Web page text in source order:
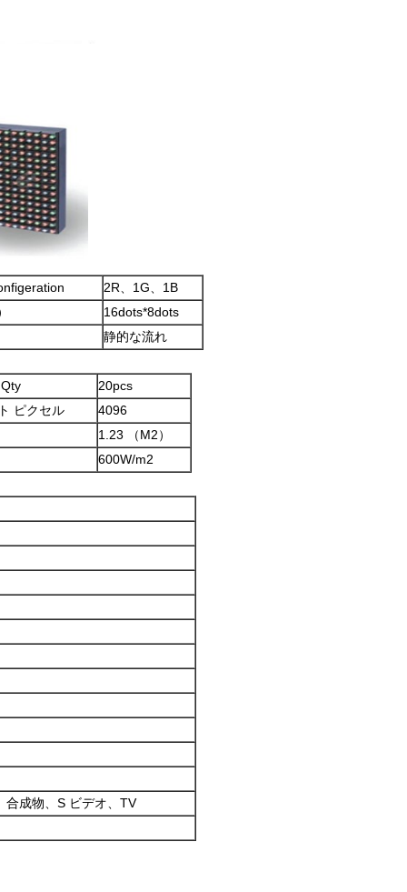
2R、1G、1B
16dots*8dots
静的な流れ
20pcs
ピクセル
4096
1.23 （M2）
600W/m2
合成物、S ビデオ、TV